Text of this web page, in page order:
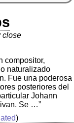
close
compositor,
naturalizado
Fue una poderosa
posteriores del
Johann
Se …”
)